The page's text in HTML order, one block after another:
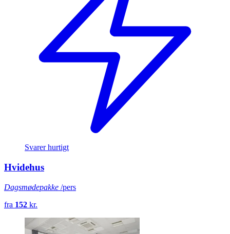
Svarer hurtigt
Hvidehus
Dagsmødepakke /pers
fra 152 kr.